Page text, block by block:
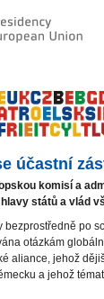
účastní
komisí a
států a vlád
po
otázkám
aliance, jehož
a jehož